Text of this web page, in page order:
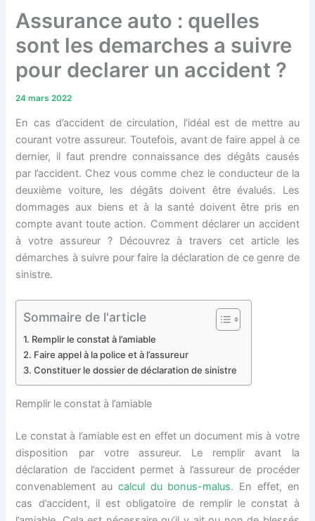
Assurance auto : quelles
sont les demarches a suivre
pour declarer un accident ?
24 mars 2022
En cas d’accident de circulation, l’idéal est de mettre au
courant votre assureur. Toutefois, avant de faire appel à ce
dernier, il faut prendre connaissance des dégâts causés
par l’accident. Chez vous comme chez le conducteur de la
deuxième voiture, les dégâts doivent être évalués. Les
dommages aux biens et à la santé doivent être pris en
compte avant toute action. Comment déclarer un accident
à votre assureur ? Découvrez à travers cet article les
démarches à suivre pour faire la déclaration de ce genre de
sinistre.
Sommaire de l'article
Remplir le constat à l’amiable
Faire appel à la police et à l’assureur
Constituer le dossier de déclaration de sinistre
Remplir le constat à l’amiable
Le constat à l’amiable est en effet un document mis à votre
disposition par votre assureur. Le remplir avant la
déclaration de l’accident permet à l’assureur de procéder
convenablement au calcul du bonus-malus. En effet, en
cas d’accident, il est obligatoire de remplir le constat à